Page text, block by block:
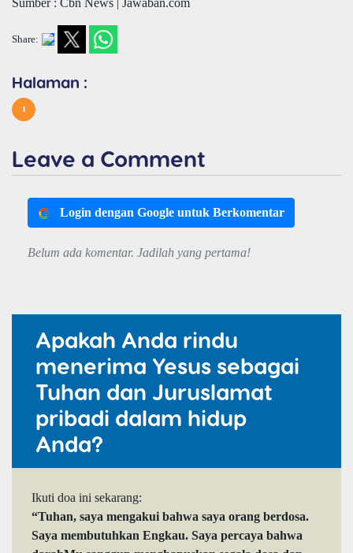
Share:
Halaman :
1
Leave a Comment
Login dengan Google untuk Berkomentar
Belum ada komentar. Jadilah yang pertama!
Apakah Anda rindu
menerima Yesus sebagai
Tuhan dan Juruslamat
pribadi dalam hidup
Anda?
Ikuti doa ini sekarang:
“Tuhan, saya mengakui bahwa saya orang berdosa.
Saya membutuhkan Engkau. Saya percaya bahwa